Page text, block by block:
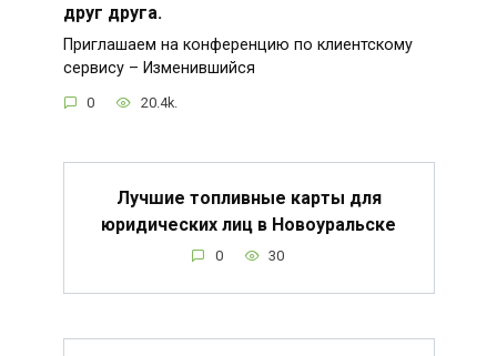
друг друга.
Приглашаем на конференцию по клиентскому
сервису – Изменившийся
0 20.4k.
Лучшие топливные карты для
юридических лиц в Новоуральске
0 30